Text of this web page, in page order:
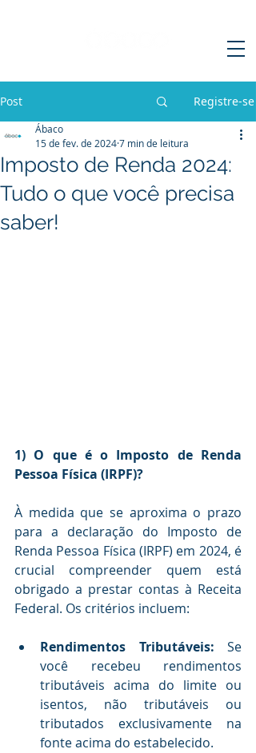
Post Registre-se
Imposto de Renda 2024:
Tudo o que você precisa
saber!
Ábaco
15 de fev. de 20247 min de leitura
1) O que é o Imposto de Renda
Pessoa Física (IRPF)?
À medida que se aproxima o prazo
para a declaração do Imposto de
Renda Pessoa Física (IRPF) em 2024, é
crucial compreender quem está
obrigado a prestar contas à Receita
Federal. Os critérios incluem:
Rendimentos Tributáveis: Se
você recebeu rendimentos
tributáveis acima do limite ou
isentos, não tributáveis ou
tributados exclusivamente na
fonte acima do estabelecido.